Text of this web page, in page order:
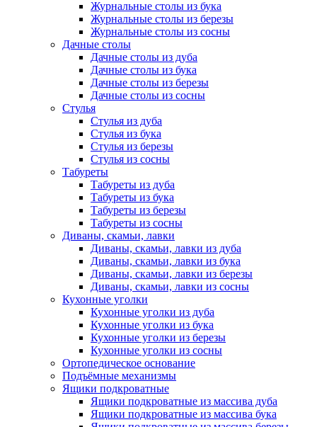
Журнальные столы из бука
Журнальные столы из березы
Журнальные столы из сосны
Дачные столы
Дачные столы из дуба
Дачные столы из бука
Дачные столы из березы
Дачные столы из сосны
Стулья
Стулья из дуба
Стулья из бука
Стулья из березы
Стулья из сосны
Табуреты
Табуреты из дуба
Табуреты из бука
Табуреты из березы
Табуреты из сосны
Диваны, скамьи, лавки
Диваны, скамьи, лавки из дуба
Диваны, скамьи, лавки из бука
Диваны, скамьи, лавки из березы
Диваны, скамьи, лавки из сосны
Кухонные уголки
Кухонные уголки из дуба
Кухонные уголки из бука
Кухонные уголки из березы
Кухонные уголки из сосны
Ортопедическое основание
Подъёмные механизмы
Ящики подкроватные
Ящики подкроватные из массива дуба
Ящики подкроватные из массива бука